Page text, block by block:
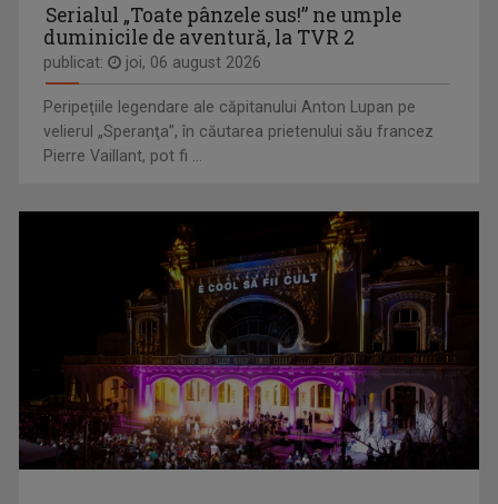
DESTINE CA-N FILME
La „Destine ca-n filme" cunoaştem adevăraţi ...
DORINA FLOREA
Fie că s-a aflat la pupitrul „Telejurnalului” ...
CRISTINA SOARE
Cristina Soare e jurnalista care ne aduce nu ...
Serialul „Toate pânzele sus!” ne umple
duminicile de aventură, la TVR 2
publicat: joi, 06 august 2026
Peripeţiile legendare ale căpitanului Anton Lupan pe
velierul „Speranţa”, în căutarea prietenului său francez
Pierre Vaillant, pot fi ...